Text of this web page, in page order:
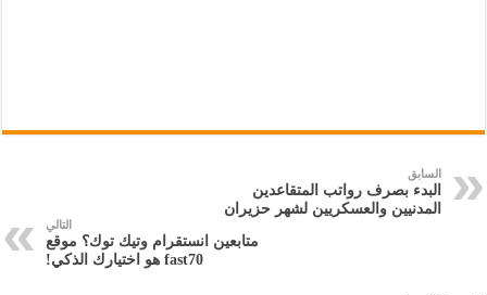
السابق
البدء بصرف رواتب المتقاعدين
المدنيين والعسكريين لشهر حزيران
التالي
متابعين انستقرام وتيك توك؟ موقع
fast70 هو اختيارك الذكي!